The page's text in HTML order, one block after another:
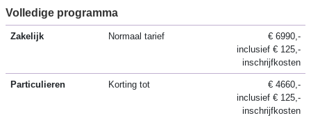
Volledige programma
Zakelijk Normaal tarief
€ 6990,-
inclusief € 125,-
inschrijfkosten
Particulieren Korting tot
€ 4660,-
inclusief € 125,-
inschrijfkosten